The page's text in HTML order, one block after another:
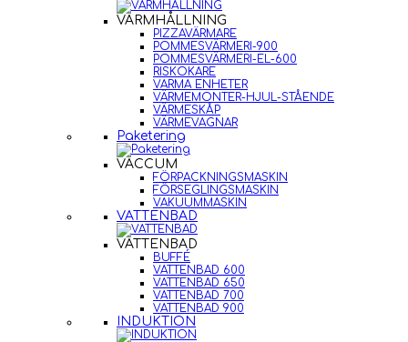
VARMHÅLLNING
PIZZAVÄRMARE
POMMESVÄRMERI-900
POMMESVÄRMERI-EL-600
RISKOKARE
VARMA ENHETER
VÄRMEMONTER-HJUL-STÅENDE
VÄRMESKÅP
VÄRMEVAGNAR
Paketering
VACCUM
FÖRPACKNINGSMASKIN
FÖRSEGLINGSMASKIN
VAKUUMMASKIN
VATTENBAD
VATTENBAD
BUFFÉ
VATTENBAD 600
VATTENBAD 650
VATTENBAD 700
VATTENBAD 900
INDUKTION